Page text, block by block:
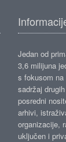
Jedan od
3,6 milijuna
s fokusom
sadržaj
posredni
arhivi,
organizacije,
uključen i